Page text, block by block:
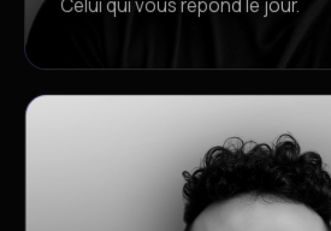
Celui qui vous répond le jour.